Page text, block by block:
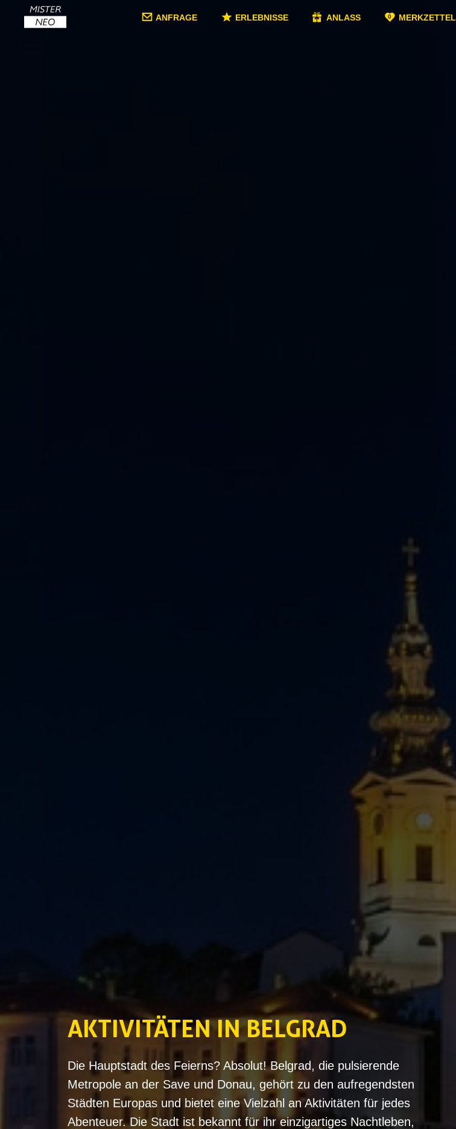
ANFRAGE ERLEBNISSE ANLASS MERKZETTEL
AKTIVITÄTEN‌IN BELGRAD
Die Hauptstadt des Feierns? Absolut! Belgrad, die pulsierende
Metropole an der Save und Donau, gehört zu den aufregendsten
Städten Europas und bietet eine Vielzahl an Aktivitäten für jedes
Abenteuer. Die Stadt ist bekannt für ihr einzigartiges Nachtleben,